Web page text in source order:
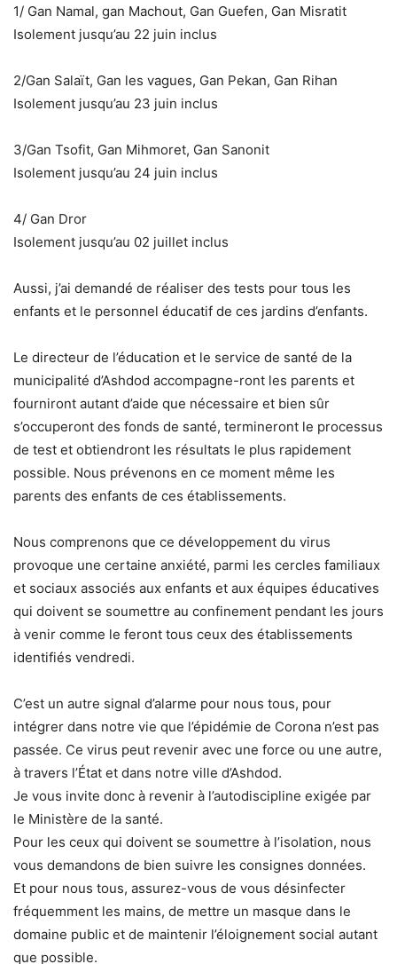
1/ Gan Namal, gan Machout, Gan Guefen, Gan Misratit
Isolement jusqu’au 22 juin inclus
2/Gan Salaït, Gan les vagues, Gan Pekan, Gan Rihan
Isolement jusqu’au 23 juin inclus
3/Gan Tsofit, Gan Mihmoret, Gan Sanonit
Isolement jusqu’au 24 juin inclus
4/ Gan Dror
Isolement jusqu’au 02 juillet inclus
Aussi, j’ai demandé de réaliser des tests pour tous les
enfants et le personnel éducatif de ces jardins d’enfants.
Le directeur de l’éducation et le service de santé de la
municipalité d’Ashdod accompagne-ront les parents et
fourniront autant d’aide que nécessaire et bien sûr
s’occuperont des fonds de santé, termineront le processus
de test et obtiendront les résultats le plus rapidement
possible. Nous prévenons en ce moment même les
parents des enfants de ces établissements.
Nous comprenons que ce développement du virus
provoque une certaine anxiété, parmi les cercles familiaux
et sociaux associés aux enfants et aux équipes éducatives
qui doivent se soumettre au confinement pendant les jours
à venir comme le feront tous ceux des établissements
identifiés vendredi.
C’est un autre signal d’alarme pour nous tous, pour
intégrer dans notre vie que l’épidémie de Corona n’est pas
passée. Ce virus peut revenir avec une force ou une autre,
à travers l’État et dans notre ville d’Ashdod.
Je vous invite donc à revenir à l’autodiscipline exigée par
le Ministère de la santé.
Pour les ceux qui doivent se soumettre à l’isolation, nous
vous demandons de bien suivre les consignes données.
Et pour nous tous, assurez-vous de vous désinfecter
fréquemment les mains, de mettre un masque dans le
domaine public et de maintenir l’éloignement social autant
que possible.